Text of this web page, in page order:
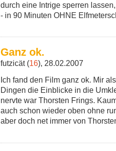
durch eine Intrige sperren
- in 90 Minuten OHNE
Ganz ok.
futzicät (16), 28.02.2007
Ich fand den Film ganz ok. Mir
Dingen die Einblicke in die
nervte war Thorsten Frings.
auch schon wieder oben ohne
aber doch net immer von